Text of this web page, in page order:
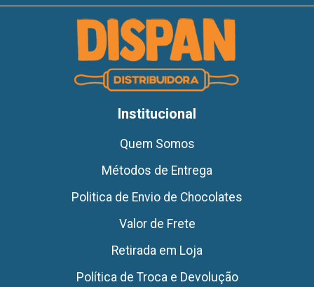
Institucional
Quem Somos
Métodos de Entrega
Politica de Envio de Chocolates
Valor de Frete
Retirada em Loja
Política de Troca e Devolução